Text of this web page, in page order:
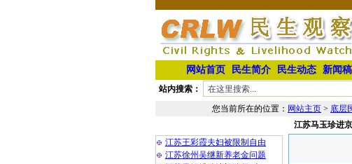
网站首页 民生简介 民生动态 新闻稿
站内搜索：
您当前所在的位置： 网站主页 > 底层
江苏王彩霞夫妇被限制自由
江苏徐州吴继新养老金问题
江苏马玉珍进